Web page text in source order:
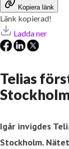
Kopiera länk
Länk kopierad!
Ladda ner
Telias
Igår invigdes
Stockholm.